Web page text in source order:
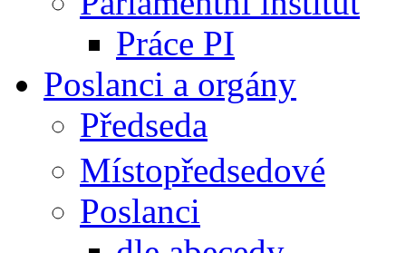
Práce PI
Poslanci a orgány
Předseda
Místopředsedové
Poslanci